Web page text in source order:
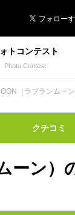
トコンテスト
Photo Contest
（ラブランムーン
クチコミ
ーン）